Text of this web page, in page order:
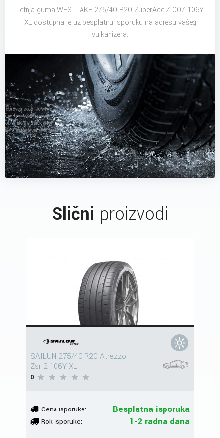
Letnja guma WESTLAKE 275/40 R20 ZuperAce Z-007 106Y
XL dostupna je uz besplatnu isporuku na adresu vašeg
vulkanizera.
Slični proizvodi
SAILUN 275/40 R20 Atrezzo
Zsr 2 106Y XL
0
Cena isporuke: Besplatna isporuka
Rok isporuke: 1-2 radna dana